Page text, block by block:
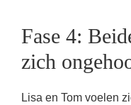
Fase 4:
zich
Lisa en Tom voelen